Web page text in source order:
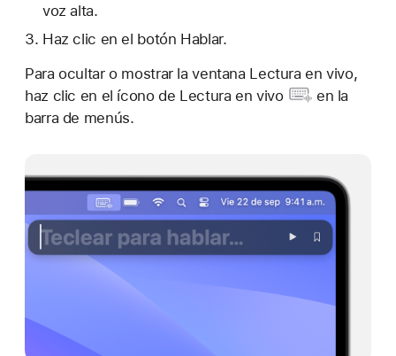
voz alta.
Haz clic en el botón Hablar.
Para ocultar o mostrar la ventana Lectura en vivo,
haz clic en el ícono de Lectura en vivo
en la
barra de menús.